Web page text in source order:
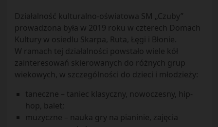
Działalność kulturalno-oświatowa SM „Czuby”
prowadzona była w 2019 roku w czterech Domach
Kultury w osiedlu Skarpa, Ruta, Łęgi i Błonie.
W ramach tej działalności powstało wiele kół
zainteresowań skierowanych do różnych grup
wiekowych, w szczególności do dzieci i młodzieży:
taneczne – taniec klasyczny, nowoczesny, hip-
hop, balet;
muzyczne – nauka gry na pianinie, zajęcia